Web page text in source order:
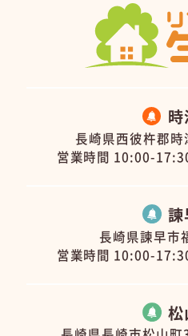
長崎県西彼杵郡
営業時間 10:00-
長崎県諫早市
営業時間 10:00-